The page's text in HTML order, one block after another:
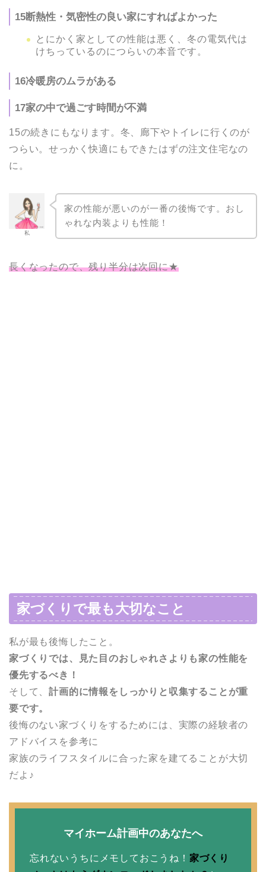
15断熱性・気密性の良い家にすればよかった
とにかく家としての性能は悪く、冬の電気代は
けちっているのにつらいの本音です。
16冷暖房のムラがある
17家の中で過ごす時間が不満
15の続きにもなります。冬、廊下やトイレに行くのが
つらい。せっかく快適にもできたはずの注文住宅なの
に。
私
家の性能が悪いのが一番の後悔です。おし
ゃれな内装よりも性能！
長くなったので、残り半分は次回に★
家づくりで最も大切なこと
私が最も後悔したこと。
家づくりでは、見た目のおしゃれさよりも家の性能を
優先するべき！
そして、計画的に情報をしっかりと収集することが重
要です。
後悔のない家づくりをするためには、実際の経験者の
アドバイスを参考に
家族のライフスタイルに合った家を建てることが大切
だよ♪
マイホーム計画中のあなたへ
忘れないうちにメモしておこうね！ 家づくり